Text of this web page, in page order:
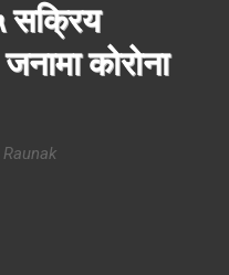
सक्रिय
कोरोना
Raunak